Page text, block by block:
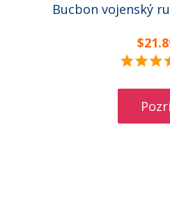
Bucbon vojenský
Pozri